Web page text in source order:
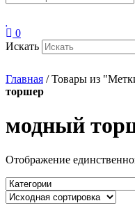
0
Искать
Главная /Товары из
торшер
модный
Отображение